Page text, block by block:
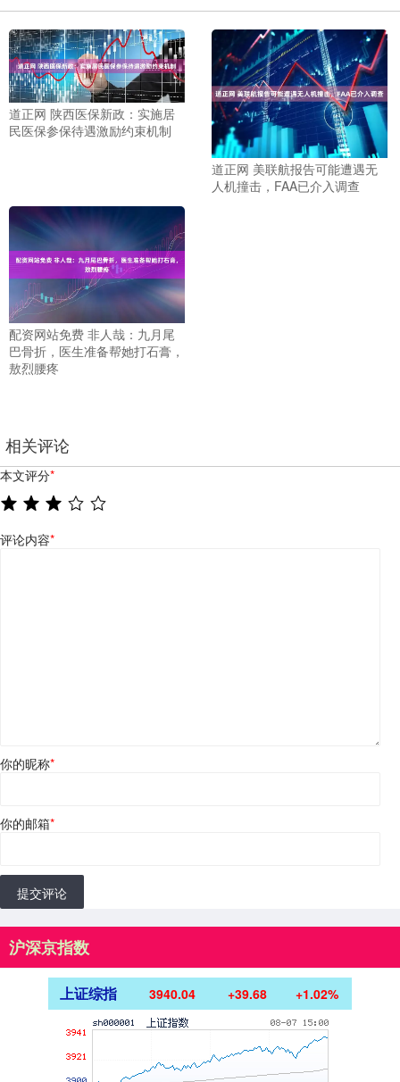
道正网 陕西医保新政：实施居
民医保参保待遇激励约束机制
道正网 美联航报告可能遭遇无
人机撞击，FAA已介入调查
配资网站免费 非人哉：九月尾
巴骨折，医生准备帮她打石膏，
敖烈腰疼
相关评论
本文评分*
评论内容*
你的昵称*
你的邮箱*
提交评论
沪深京指数
上证综指 3940.04 +39.68 +1.02%